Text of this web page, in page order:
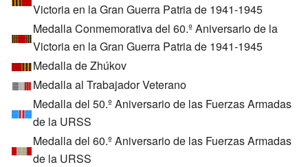
Victoria en la Gran Guerra Patria de 1941-1945
Medalla Conmemorativa del 60.º Aniversario de la
Victoria en la Gran Guerra Patria de 1941-1945
Medalla de Zhúkov
Medalla al Trabajador Veterano
Medalla del 50.º Aniversario de las Fuerzas Armadas
de la URSS
Medalla del 60.º Aniversario de las Fuerzas Armadas
de la URSS